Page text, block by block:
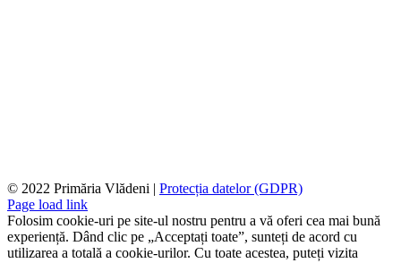
© 2022 Primăria Vlădeni | Protecția datelor (GDPR)
Page load link
Folosim cookie-uri pe site-ul nostru pentru a vă oferi cea mai bună
experiență. Dând clic pe „Acceptați toate”, sunteți de acord cu
utilizarea a totală a cookie-urilor. Cu toate acestea, puteți vizita